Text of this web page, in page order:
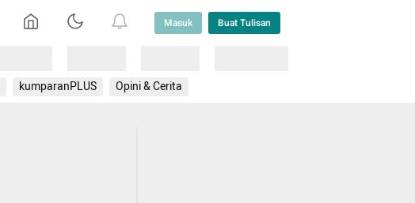
Masuk Buat Tulisan
kumparanPLUS Opini & Cerita